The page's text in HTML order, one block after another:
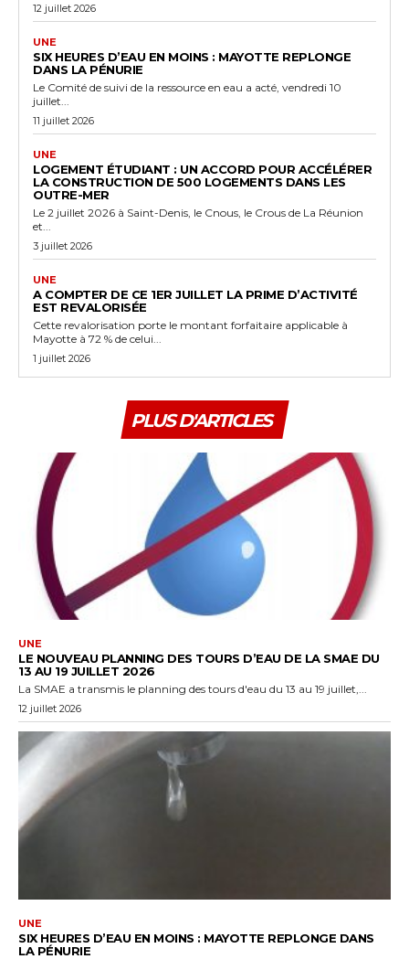
12 juillet 2026
UNE
SIX HEURES D’EAU EN MOINS : MAYOTTE REPLONGE
DANS LA PÉNURIE
Le Comité de suivi de la ressource en eau a acté, vendredi 10
juillet...
11 juillet 2026
UNE
LOGEMENT ÉTUDIANT : UN ACCORD POUR ACCÉLÉRER
LA CONSTRUCTION DE 500 LOGEMENTS DANS LES
OUTRE-MER
Le 2 juillet 2026 à Saint-Denis, le Cnous, le Crous de La Réunion
et...
3 juillet 2026
UNE
A COMPTER DE CE 1ER JUILLET LA PRIME D’ACTIVITÉ
EST REVALORISÉE
Cette revalorisation porte le montant forfaitaire applicable à
Mayotte à 72 % de celui...
1 juillet 2026
PLUS D'ARTICLES
UNE
LE NOUVEAU PLANNING DES TOURS D’EAU DE LA SMAE DU
13 AU 19 JUILLET 2026
La SMAE a transmis le planning des tours d'eau du 13 au 19 juillet,...
12 juillet 2026
UNE
SIX HEURES D’EAU EN MOINS : MAYOTTE REPLONGE DANS
LA PÉNURIE